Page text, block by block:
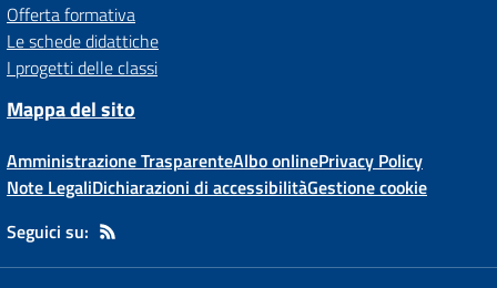
Offerta formativa
Le schede didattiche
I progetti delle classi
Mappa del sito
Amministrazione TrasparenteAlbo onlinePrivacy Policy
Note LegaliDichiarazioni di accessibilitàGestione cookie
Seguici su: